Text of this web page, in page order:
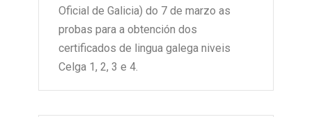
Oficial de Galicia) do 7 de marzo as
probas para a obtención dos
certificados de lingua galega niveis
Celga 1, 2, 3 e 4.